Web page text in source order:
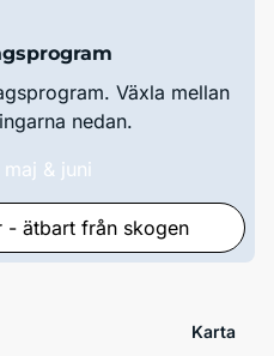
Växla mellan
nedan.
& juni
- ätbart från skogen
Karta